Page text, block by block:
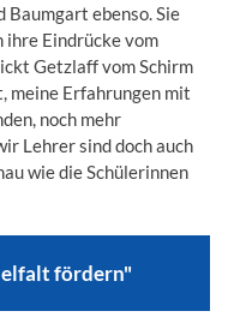
Baumgart ebenso. Sie
ihre Eindrücke vom
Getzlaff vom Schirm
meine Erfahrungen mit
noch mehr
Lehrer sind doch auch
wie die Schülerinnen
fördern"